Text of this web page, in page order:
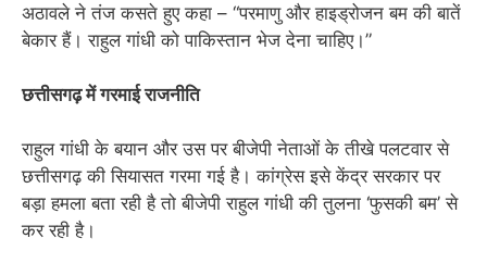
अठावले ने तंज कसते हुए कहा – “परमाणु और हाइड्रोजन बम की बातें
बेकार हैं। राहुल गांधी को पाकिस्तान भेज देना चाहिए।”
छत्तीसगढ़ में गरमाई राजनीति
राहुल गांधी के बयान और उस पर बीजेपी नेताओं के तीखे पलटवार से
छत्तीसगढ़ की सियासत गरमा गई है। कांग्रेस इसे केंद्र सरकार पर
बड़ा हमला बता रही है तो बीजेपी राहुल गांधी की तुलना ‘फुसकी बम’ से
कर रही है।